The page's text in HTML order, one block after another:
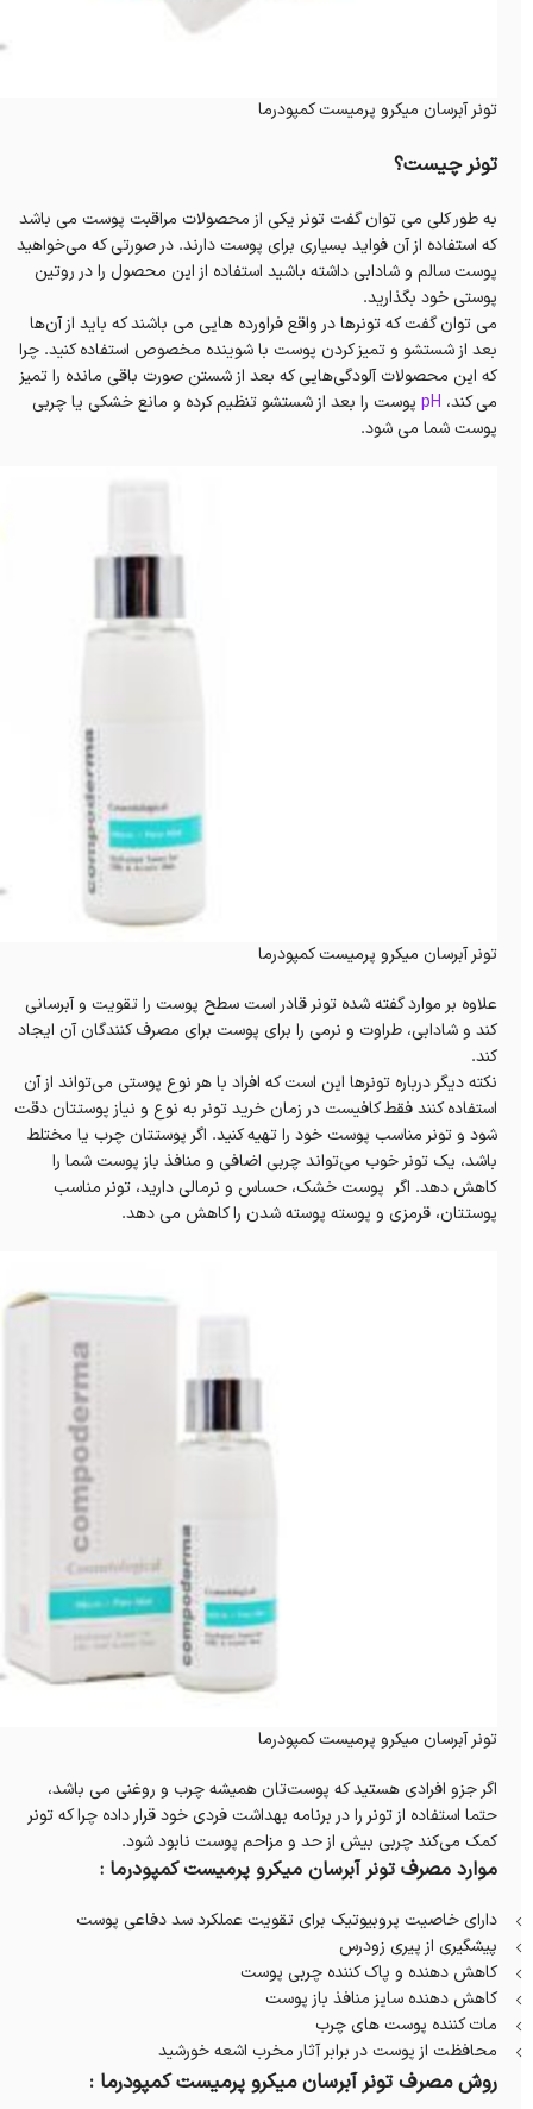
تونر آبرسان میکرو پرمیست کمپودرما
تونر چیست؟
به طور کلی می توان گفت تونر یکی از محصولات مراقبت پوست می باشد
که استفاده از آن فواید بسیاری برای پوست دارند. در صورتی که می‌خواهید
پوست سالم و شادابی داشته باشید استفاده از این محصول را در روتین
پوستی خود بگذارید.
می توان گفت که تونرها در واقع فراورده هایی می باشند که باید از آن‌ها
بعد از شستشو و تمیز کردن پوست با شوینده مخصوص استفاده کنید. چرا
که این محصولات آلودگی‌هایی که بعد از شستن صورت باقی مانده را تمیز
می کند، pH پوست را بعد از شستشو تنظیم کرده و مانع خشکی یا چربی
پوست شما می شود.
تونر آبرسان میکرو پرمیست کمپودرما
علاوه بر موارد گفته شده تونر قادر است سطح پوست را تقویت و آبرسانی
کند و شادابی، طراوت و نرمی را برای پوست برای مصرف کنندگان آن ایجاد
کند.
نکته دیگر درباره تونرها این است که افراد با هر نوع پوستی می‌تواند از آن
استفاده کنند فقط کافیست در زمان خرید تونر به نوع و نیاز پوستتان دقت
شود و تونر مناسب پوست خود را تهیه کنید. اگر پوستتان چرب یا مختلط
باشد، یک تونر خوب می‌تواند چربی اضافی و منافذ باز‌ پوست شما را
کاهش دهد. اگر پوست‌ خشک، حساس و نرمالی دارید، تونر مناسب
پوستتان، قرمزی و پوسته پوسته شدن را کاهش می دهد.
تونر آبرسان میکرو پرمیست کمپودرما
اگر جزو افرادی هستید که پوست‌تان همیشه چرب و روغنی می باشد،
حتما استفاده از تونر را در برنامه بهداشت فردی خود قرار داده چرا که تونر
کمک می‌کند چربی بیش از حد و مزاحم پوست نابود شود.
موارد مصرف تونر آبرسان میکرو پرمیست کمپودرما :
دارای خاصیت پروبیوتیک برای تقویت عملکرد سد دفاعی پوست
پیشگیری از پیری زودرس
کاهش دهنده و پاک کننده چربی پوست
کاهش دهنده سایز منافذ باز پوست
مات کننده پوست های چرب
محافظت از پوست در برابر آثار مخرب اشعه خورشید
روش مصرف تونر آبرسان میکرو پرمیست کمپودرما :